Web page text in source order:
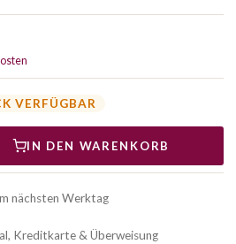
VERFÜGBAR
IN DEN WARENKORB
nächsten Werktag
Kreditkarte & Überweisung